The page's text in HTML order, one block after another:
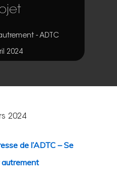
- ADTC
2024
2024
de l’ADTC – Se